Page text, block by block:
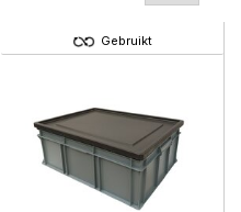
Gebruikt